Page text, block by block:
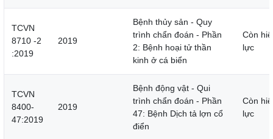
TCVN
8710 -2
:2019
2019
Bệnh thủy sản - Quy
trình chẩn đoán - Phần
2: Bệnh hoại tử thần
kinh ở cá biển
Còn
lực
TCVN
8400-
47:2019
2019
Bệnh động vật - Qui
trình chẩn đoán - Phần
47: Bệnh Dịch tả lợn cổ
điển
Còn
lực